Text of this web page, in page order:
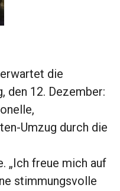
die
den 12. Dezember:
Umzug durch die
„Ich freue mich auf
stimmungsvolle